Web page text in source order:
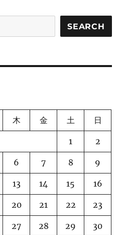
SEARCH
木 金 土 日
1 2
6 7 8 9
13 14 15 16
20 21 22 23
27 28 29 30